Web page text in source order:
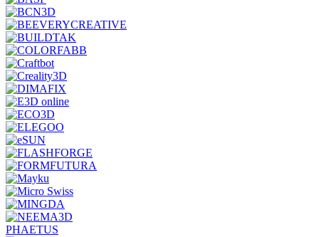
PHAETUS